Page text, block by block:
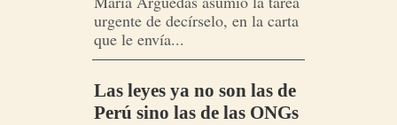
urgente de decírselo, en la carta
que le envía...
Las leyes ya no son las de
Perú sino las de las ONGs